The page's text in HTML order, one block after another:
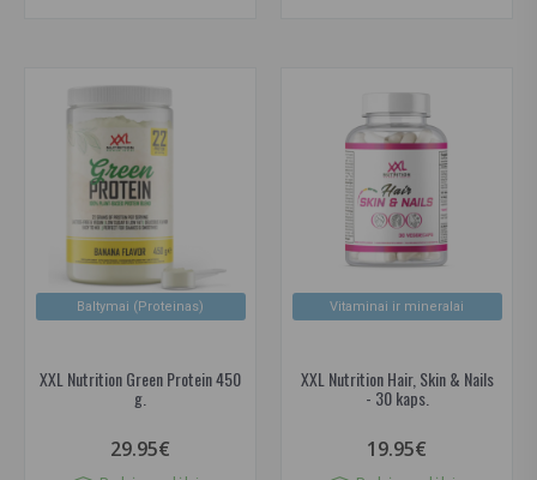
Baltymai (Proteinas)
XXL Nutrition Green Protein 450
g.
29.95€
Vitaminai ir mineralai
XXL Nutrition Hair, Skin & Nails
- 30 kaps.
19.95€